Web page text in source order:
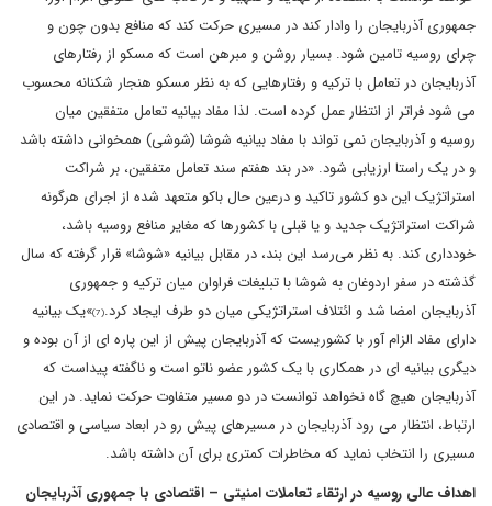
جمهوری آذربایجان را وادار کند در مسیری حرکت کند که منافع بدون چون و
چرای روسیه تامین شود. بسیار روشن و مبرهن است که مسکو از رفتارهای
آذربایجان در تعامل با ترکیه و رفتارهایی که به نظر مسکو هنجار شکنانه محسوب
می شود فراتر از انتظار عمل کرده است. لذا مفاد بیانیه تعامل متفقین میان
روسیه و آذربایجان نمی تواند با مفاد بیانیه شوشا (شوشی) همخوانی داشته باشد
و در یک راستا ارزیابی شود. «در بند هفتم سند تعامل متفقین، بر شراکت
استراتژیک این دو کشور تاکید و درعین حال باکو متعهد شده از اجرای هرگونه
شراکت استراتژیک جدید و یا قبلی با کشورها که مغایر منافع روسیه باشد،
خودداری کند. به نظر می‌رسد این بند، در مقابل بیانیه «شوشا» قرار گرفته که سال
گذشته در سفر اردوغان به شوشا با تبلیغات فراوان میان ترکیه و جمهوری
آذربایجان امضا شد و ائتلاف استراتژیکی میان دو طرف ایجاد کرد.(7)
»یک بیانیه
دارای مفاد الزام آور با کشوریست که آذربایجان پیش از این پاره ای از آن بوده و
دیگری بیانیه ای در همکاری با یک کشور عضو ناتو است و ناگفته پیداست که
آذربایجان هیچ گاه نخواهد توانست در دو مسیر متفاوت حرکت نماید. در این
ارتباط، انتظار می رود آذربایجان در مسیرهای پیش رو در ابعاد سیاسی و اقتصادی
مسیری را انتخاب نماید که مخاطرات کمتری برای آن داشته باشد.
اهداف عالی روسیه در ارتقاء تعاملات امنیتی – اقتصادی با جمهوری آذربایجان